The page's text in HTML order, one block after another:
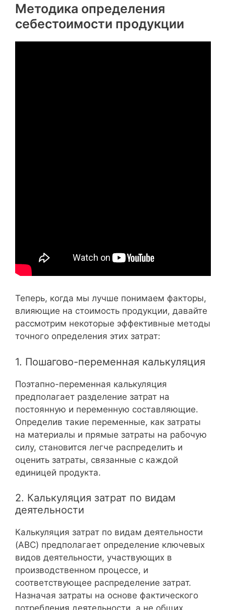
Методика определения
себестоимости продукции
Теперь, когда мы лучше понимаем факторы,
влияющие на стоимость продукции, давайте
рассмотрим некоторые эффективные методы
точного определения этих затрат:
1. Пошагово-переменная калькуляция
Поэтапно-переменная калькуляция
предполагает разделение затрат на
постоянную и переменную составляющие.
Определив такие переменные, как затраты
на материалы и прямые затраты на рабочую
силу, становится легче распределить и
оценить затраты, связанные с каждой
единицей продукта.
2. Калькуляция затрат по видам
деятельности
Калькуляция затрат по видам деятельности
(ABC) предполагает определение ключевых
видов деятельности, участвующих в
производственном процессе, и
соответствующее распределение затрат.
Назначая затраты на основе фактического
потребления деятельности, а не общих